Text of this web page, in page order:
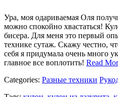
Ура, моя одариваемая Оля
можно спокойно хвастаться!
бисера. Для меня это первый
технике сутаж. Скажу честно,
себя я придумала очень много
главное все воплотить! Read
Categories: Разные техники